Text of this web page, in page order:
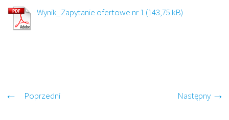
Wynik_Zapytanie ofertowe nr 1
Poprzedni Następny